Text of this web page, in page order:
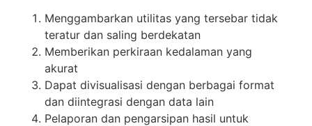
Menggambarkan utilitas yang tersebar tidak
teratur dan saling berdekatan
Memberikan perkiraan kedalaman yang
akurat
Dapat divisualisasi dengan berbagai format
dan diintegrasi dengan data lain
Pelaporan dan pengarsipan hasil untuk